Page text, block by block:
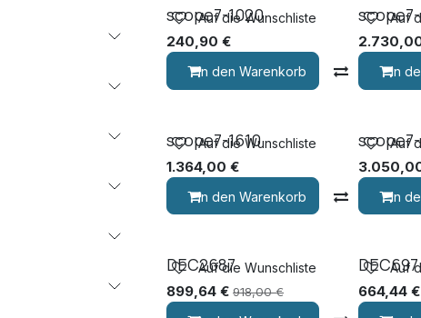
scope7-1020
240,90 €
In den Warenkorb
Auf die Wunschliste
In
Auf
scope7-1610
1.364,00 €
In den Warenkorb
Auf die Wunschliste
In
Auf
DEC2687
899,64 € 918,00€
Auf die Wunschliste DEC697
664,44 €
Auf